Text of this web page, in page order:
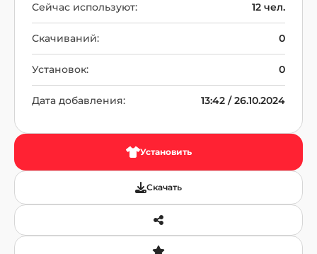
Сейчас используют: 12 чел.
Скачиваний: 0
Установок: 0
Дата добавления: 13:42 / 26.10.2024
Установить
Скачать